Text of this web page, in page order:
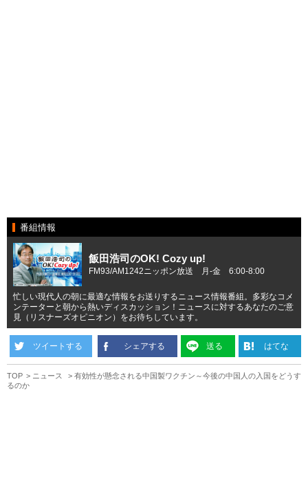
番組情報
飯田浩司のOK! Cozy up!
FM93/AM1242ニッポン放送 月-金 6:00-8:00
忙しい現代人の朝に最適な情報をお送りするニュース情報番組。多彩なコメ
ンテーターと朝から熱いディスカッション！ニュースに対するあなたのご意
見（リスナーズオピニオン）をお待ちしています。
ツイートする シェアする 送る はてな
TOP ニュース
有効性が懸念される中国製ワクチン～今後の中国人の入国をどうす
るのか